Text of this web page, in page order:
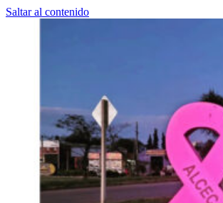
Saltar al contenido